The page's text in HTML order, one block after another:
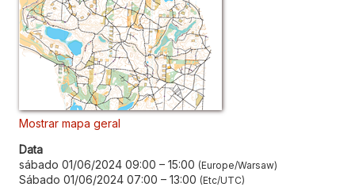
Mostrar mapa geral
Data
sábado 01/06/2024 09:00 – 15:00 Europe/Warsaw
Sábado 01/06/2024 07:00 – 13:00 Etc/UTC